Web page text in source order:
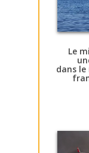
Le
dans